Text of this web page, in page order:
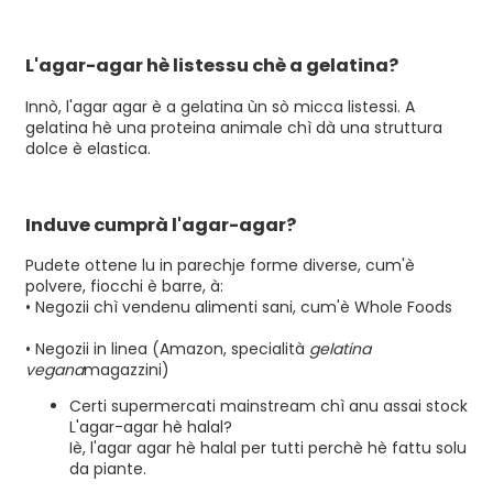
L'agar-agar hè listessu chè a gelatina?
Innò, l'agar agar è a gelatina ùn sò micca listessi. A
gelatina hè una proteina animale chì dà una struttura
dolce è elastica.
Induve cumprà l'agar-agar?
Pudete ottene lu in parechje forme diverse, cum'è
polvere, fiocchi è barre, à:
• Negozii chì vendenu alimenti sani, cum'è Whole Foods
• Negozii in linea (Amazon, specialità gelatina
veganamagazzini)
Certi supermercati mainstream chì anu assai stock
L'agar-agar hè halal?
Iè, l'agar agar hè halal per tutti perchè hè fattu solu
da piante.